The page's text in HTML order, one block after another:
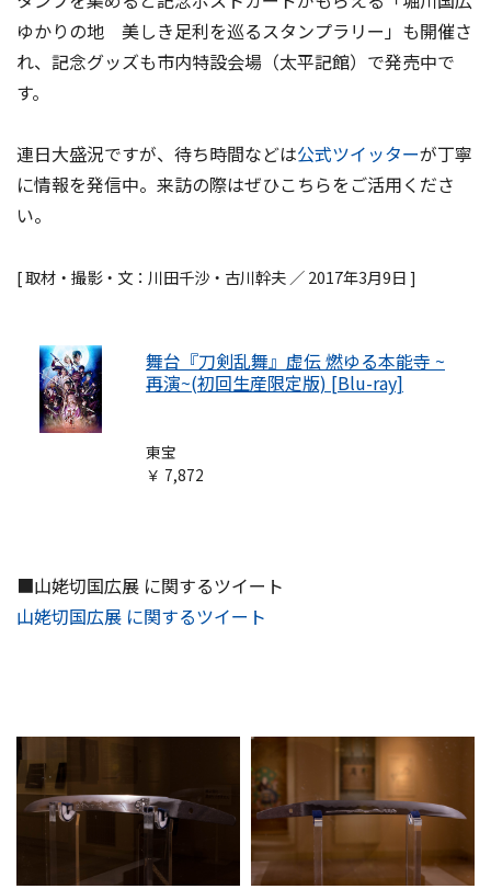
ゆかりの地 美しき足利を巡るスタンプラリー」も開催さ
れ、記念グッズも市内特設会場（太平記館）で発売中で
す。
連日大盛況ですが、待ち時間などは公式ツイッターが丁寧
に情報を発信中。来訪の際はぜひこちらをご活用くださ
い。
[ 取材・撮影・文：川田千沙・古川幹夫 ／ 2017年3月9日 ]
舞台『刀剣乱舞』虚伝 燃ゆる本能寺 ~
再演~(初回生産限定版) [Blu-ray]
東宝
￥ 7,872
■山姥切国広展 に関するツイート
山姥切国広展 に関するツイート